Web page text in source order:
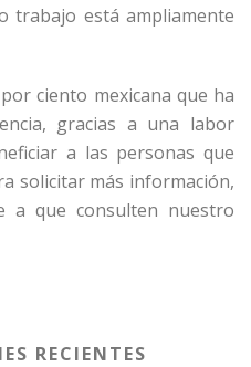
trabajo está ampliamente
ciento mexicana que ha
gracias a una labor
a las personas que
solicitar más información,
a que consulten nuestro
RECIENTES